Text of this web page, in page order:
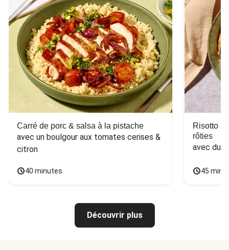
Carré de porc & salsa à la pistache
avec un boulgour aux tomates cerises &
citron
40 minutes
Risotto
rôties
avec du
45
Découvrir plus